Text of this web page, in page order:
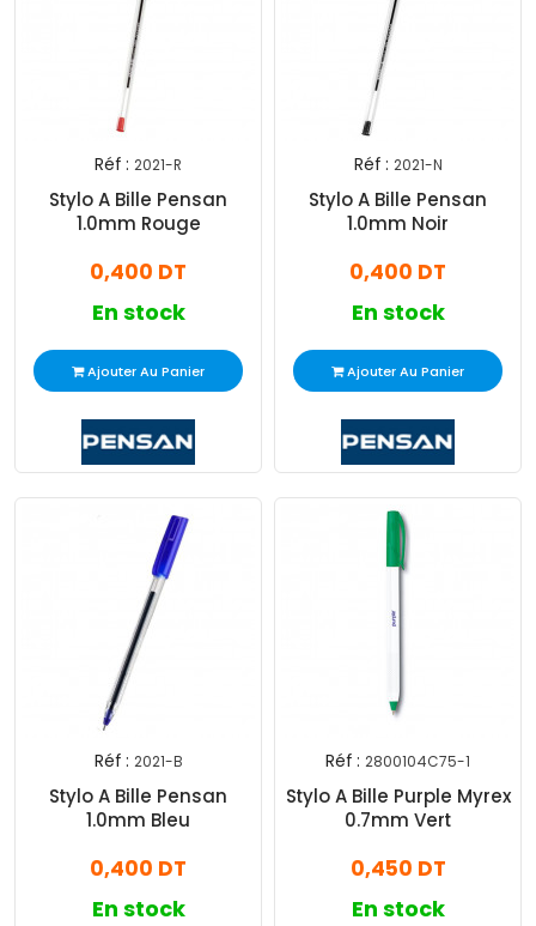
Réf : 2021-R
Stylo A Bille Pensan
1.0mm Rouge
0,400 DT
En stock
Ajouter Au Panier
Réf : 2021-N
Stylo A Bille Pensan
1.0mm Noir
0,400 DT
En stock
Ajouter Au Panier
Réf : 2021-B
Stylo A Bille Pensan
1.0mm Bleu
0,400 DT
En stock
Réf : 2800104C75-1
Stylo A Bille Purple Myrex
0.7mm Vert
0,450 DT
En stock